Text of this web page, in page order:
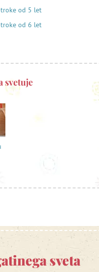
od 5 let
od 6 let
svetuje
sveta